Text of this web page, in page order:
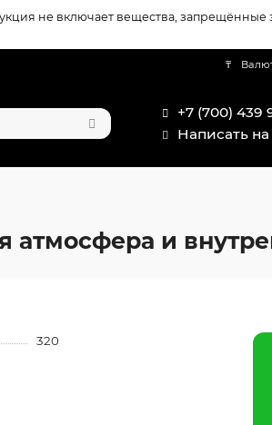
не включает вещества, запрещённые
₸
+7 (700) 439
Написать
атмосфера и
320